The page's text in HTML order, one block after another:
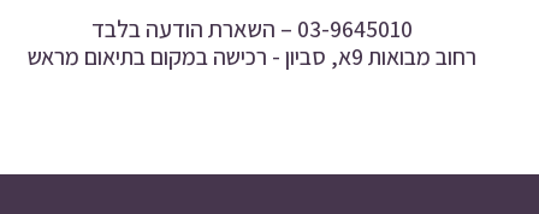
03-9645010 –
השארת הודעה בלבד
רחוב מבואות 9א, סביון - רכישה במקום בתיאום מראש